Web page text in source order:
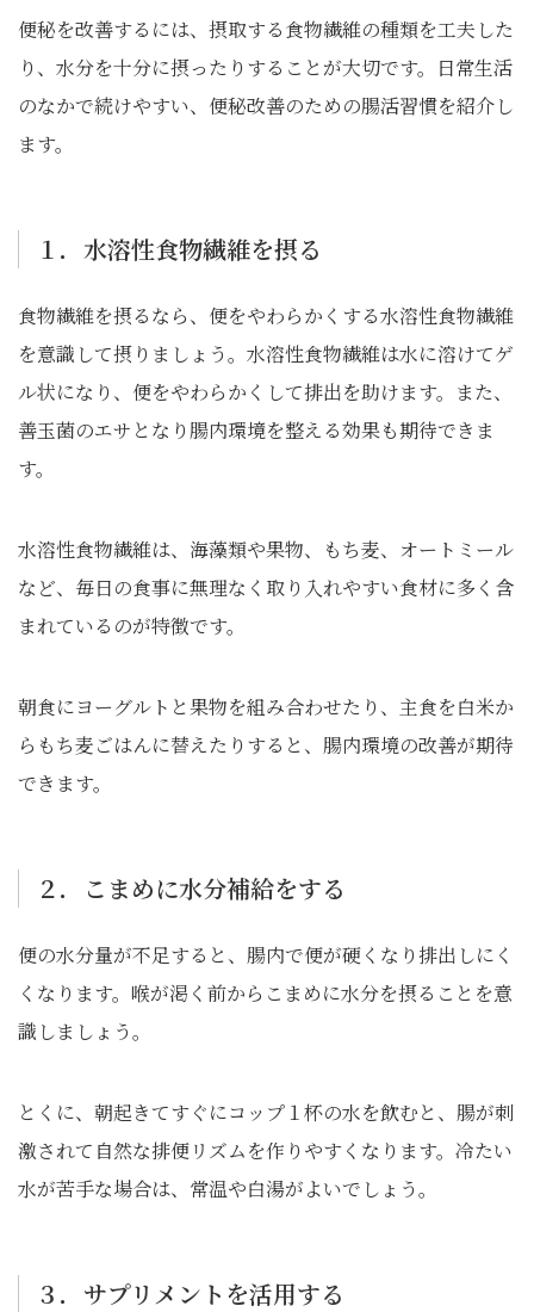
便秘を改善するには、摂取する食物繊維の種類を工夫した
り、水分を十分に摂ったりすることが大切です。日常生活
のなかで続けやすい、便秘改善のための腸活習慣を紹介し
ます。
１．水溶性食物繊維を摂る
食物繊維を摂るなら、便をやわらかくする水溶性食物繊維
を意識して摂りましょう。水溶性食物繊維は水に溶けてゲ
ル状になり、便をやわらかくして排出を助けます。また、
善玉菌のエサとなり腸内環境を整える効果も期待できま
す。
水溶性食物繊維は、海藻類や果物、もち麦、オートミール
など、毎日の食事に無理なく取り入れやすい食材に多く含
まれているのが特徴です。
朝食にヨーグルトと果物を組み合わせたり、主食を白米か
らもち麦ごはんに替えたりすると、腸内環境の改善が期待
できます。
２．こまめに水分補給をする
便の水分量が不足すると、腸内で便が硬くなり排出しにく
くなります。喉が渇く前からこまめに水分を摂ることを意
識しましょう。
とくに、朝起きてすぐにコップ１杯の水を飲むと、腸が刺
激されて自然な排便リズムを作りやすくなります。冷たい
水が苦手な場合は、常温や白湯がよいでしょう。
３．サプリメントを活用する